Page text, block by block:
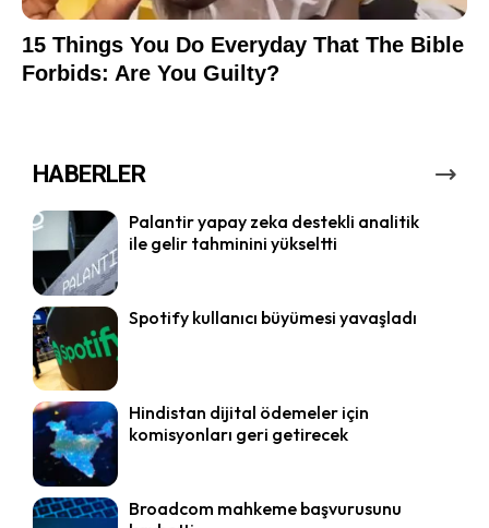
HABERLER
Palantir yapay zeka destekli analitik
ile gelir tahminini yükseltti
Spotify kullanıcı büyümesi yavaşladı
Hindistan dijital ödemeler için
komisyonları geri getirecek
Broadcom mahkeme başvurusunu